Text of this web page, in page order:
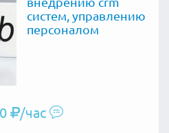
систем, управлению
персоналом
/час